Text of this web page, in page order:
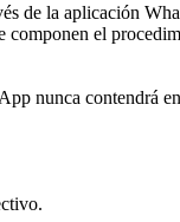
de la aplicación
componen el
nunca contendrá